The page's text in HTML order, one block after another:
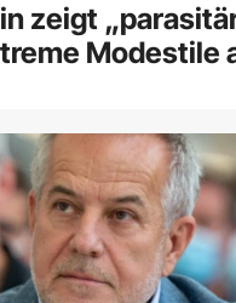
zeigt
Modestile